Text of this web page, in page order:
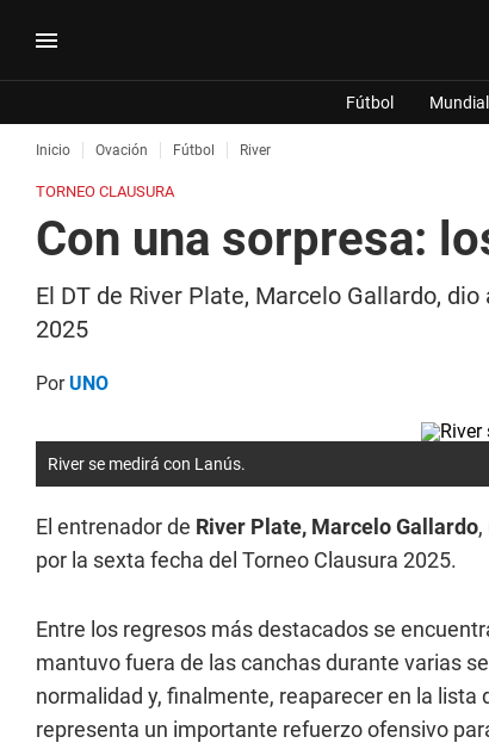
Fútbol Mundial
Inicio Ovación Fútbol River
TORNEO CLAUSURA
Con una sorpresa:
El DT de River Plate, Marcelo Gallardo,
2025
PorUNO
River se medirá con Lanús.
El entrenador de River Plate, Marcelo Gallardo
por la sexta fecha del Torneo Clausura 2025.
Entre los regresos más destacados se
mantuvo fuera de las canchas durante varias
normalidad y, finalmente, reaparecer en la lista
representa un importante refuerzo ofensivo